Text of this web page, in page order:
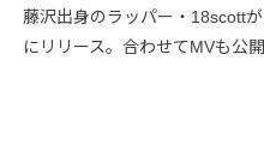
藤沢出身のラッパー・18scott
にリリース。合わせてMVも公開